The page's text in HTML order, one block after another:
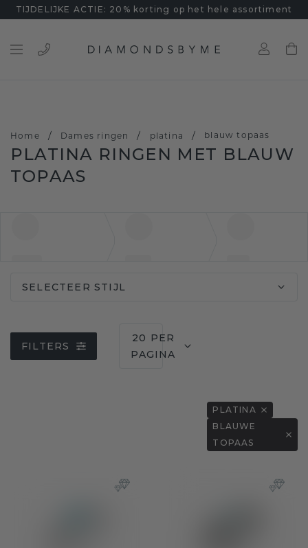
TIJDELIJKE ACTIE: 20% korting op het hele assortiment
Home / Dames ringen / platina / blauw topaas
PLATINA RINGEN MET BLAUW
TOPAAS
SELECTEER STIJL
FILTERS
20 PER
PAGINA
PLATINA
BLAUWE
TOPAAS